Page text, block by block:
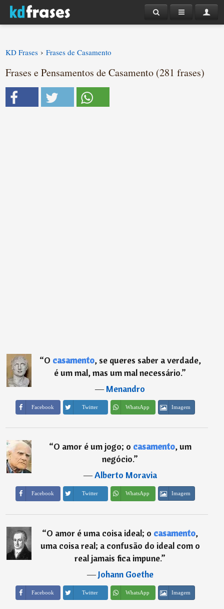
KD Frases › Frases de Casamento
Frases e Pensamentos de Casamento (281 frases)
“O casamento, se queres saber a verdade,
é um mal, mas um mal necessário.”
―Menandro
Facebook Twitter WhatsApp Imagem
“O amor é um jogo; o casamento, um
negócio.”
―Alberto Moravia
Facebook Twitter WhatsApp Imagem
“O amor é uma coisa ideal; o casamento,
uma coisa real; a confusão do ideal com o
real jamais fica impune.”
―Johann Goethe
Facebook Twitter WhatsApp Imagem